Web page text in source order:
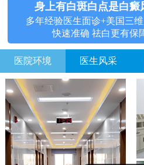
身上有白斑白点是白癜
多年经验医生面诊+美国三
快速准确 祛白更有保
医院环境 医生风采